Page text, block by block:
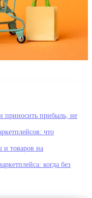
приносить прибыль, не
что
и товаров на
когда без